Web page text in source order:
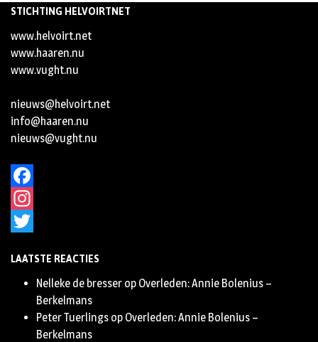
STICHTING HELVOIRTNET
www.helvoirt.net
www.haaren.nu
www.vught.nu
nieuws@helvoirt.net
info@haaren.nu
nieuws@vught.nu
Facebook
Instagram
LAATSTE REACTIES
Nelleke de bresser op Overleden: Annie Bolenius –
Berkelmans
Peter Tuerlings op Overleden: Annie Bolenius –
Berkelmans